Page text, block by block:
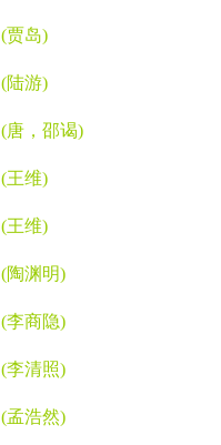
(贾岛)
(陆游)
(唐，邵谒)
(王维)
(王维)
(陶渊明)
(李商隐)
(李清照)
(孟浩然)